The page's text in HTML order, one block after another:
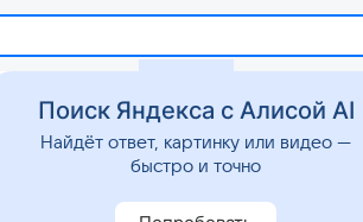
Дом Гороскопы Стиль жизни
Поиск Яндекса с Алисой AI
Найдёт ответ, картинку или видео —
быстро и точно